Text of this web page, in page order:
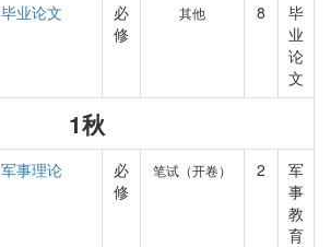
毕业论文
必
修
其他 8
毕
业
论
文
1秋
军事理论
必
修
笔试（开卷） 2
军
事
教
育